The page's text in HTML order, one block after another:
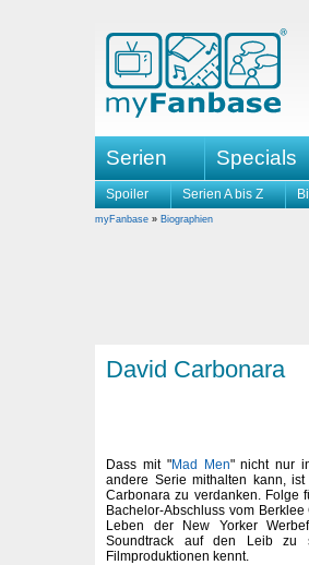
Serien Specials
Spoiler Serien A bis Z
myFanbase » Biographien
David Carbonara
Dass mit "Mad Men" nicht nur
andere Serie mithalten kann,
Carbonara zu verdanken. Folge
Bachelor-Abschluss vom
Leben der New Yorker
Soundtrack auf den Leib zu
Filmproduktionen kennt.